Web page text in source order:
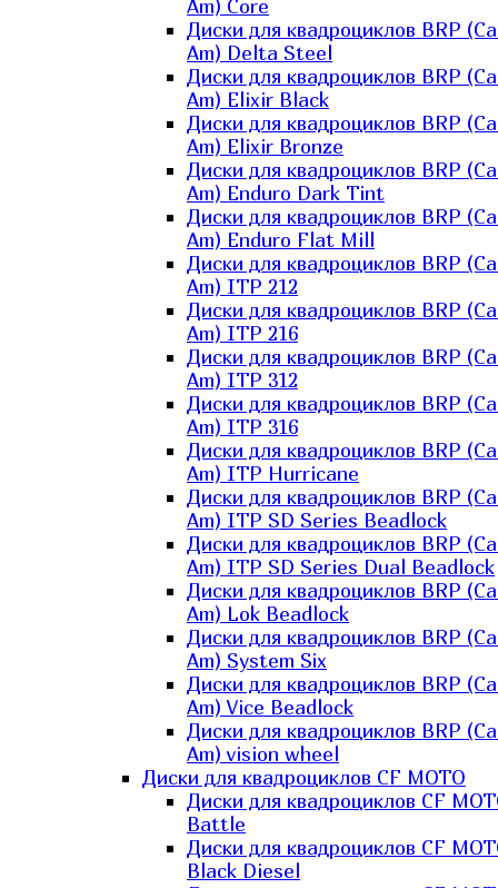
Am) Core
Диски для квадроциклов BRP
Am) Delta Steel
Диски для квадроциклов BRP
Am) Elixir Black
Диски для квадроциклов BRP
Am) Elixir Bronze
Диски для квадроциклов BRP
Am) Enduro Dark Tint
Диски для квадроциклов BRP
Am) Enduro Flat Mill
Диски для квадроциклов BRP
Am) ITP 212
Диски для квадроциклов BRP
Am) ITP 216
Диски для квадроциклов BRP
Am) ITP 312
Диски для квадроциклов BRP
Am) ITP 316
Диски для квадроциклов BRP
Am) ITP Hurricane
Диски для квадроциклов BRP
Am) ITP SD Series Beadlock
Диски для квадроциклов BRP
Am) ITP SD Series Dual Beadlock
Диски для квадроциклов BRP
Am) Lok Beadlock
Диски для квадроциклов BRP
Am) System Six
Диски для квадроциклов BRP
Am) Vice Beadlock
Диски для квадроциклов BRP
Am) vision wheel
Диски для квадроциклов CF MOTO
Диски для квадроциклов CF
Battle
Диски для квадроциклов CF
Black Diesel